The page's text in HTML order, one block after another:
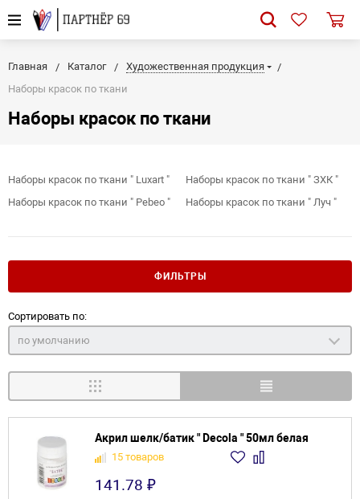
Главная Каталог
Художественная продукция
Наборы красок по ткани
Наборы красок по ткани
Наборы красок по ткани " Luxart "
Наборы красок по ткани " Pebeo "
Наборы красок по ткани " ЗХК "
Наборы красок по ткани " Луч "
ФИЛЬТРЫ
Сортировать по:
по умолчанию
Акрил шелк/батик " Decola " 50мл белая
15 товаров
141.78 ₽